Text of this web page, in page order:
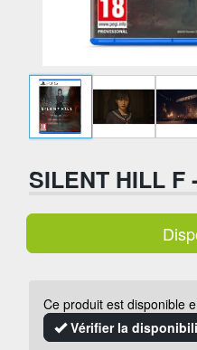
SILENT HILL F
Ce produit est disponible
Vérifier la